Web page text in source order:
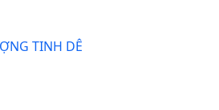
TINH DÊ